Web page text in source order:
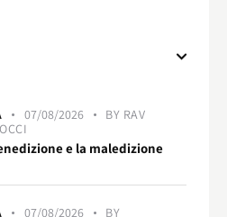
07/08/2026 BY RAV
e la maledizione
07/08/2026
BY